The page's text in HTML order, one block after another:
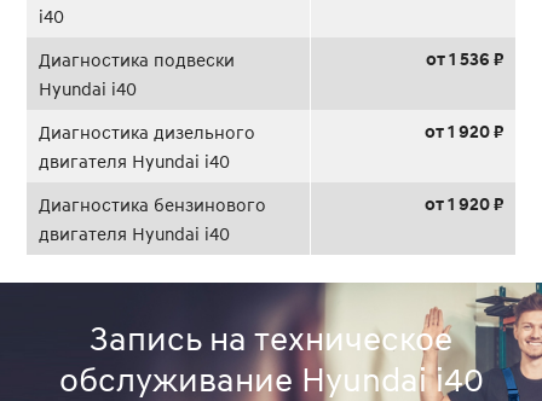
i40
Диагностика подвески
Hyundai i40
от 1 536 ₽
Диагностика дизельного
двигателя Hyundai i40
от 1 920 ₽
Диагностика бензинового
двигателя Hyundai i40
от 1 920 ₽
Запись на техническое
обслуживание Hyundai i40